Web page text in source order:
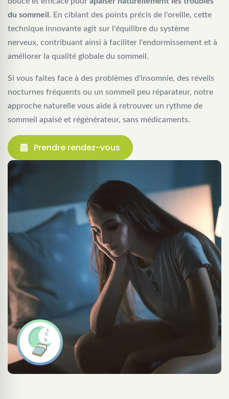
du sommeil . En ciblant des points précis de l'oreille, cette
technique innovante agit sur l'équilibre du système
nerveux, contribuant ainsi à faciliter l'endormissement et à
améliorer la qualité globale du sommeil.
Si vous faites face à des problèmes d'insomnie, des réveils
nocturnes fréquents ou un sommeil peu réparateur, notre
approche naturelle vous aide à retrouver un rythme de
sommeil apaisé et régénérateur, sans médicaments.
Prendre rendez-vous